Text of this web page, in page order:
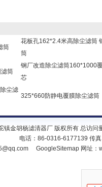
筒
花板孔162*2.4米高除尘滤筒
筒
筒
钢厂改造除尘滤筒160*1000
芯
尘滤
325*660防静电覆膜除尘滤筒
镇金胡杨滤清器厂 版权所有 总访问
电话：86-0316-6177139 传
GoogleSitemap网址：